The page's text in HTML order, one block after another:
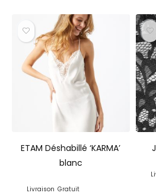
ETAM Déshabillé ‘KARMA’
blanc
Livraison Gratuit